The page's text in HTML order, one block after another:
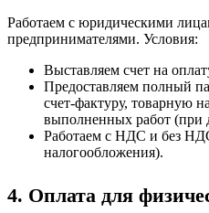
Работаем с юридическими
предпринимателями. Условия:
Выставляем счет на
Предоставляем полный
счет-фактуру, товарную
выполненных работ (при
Работаем с НДС и без
налогообложения).
4. Оплата для